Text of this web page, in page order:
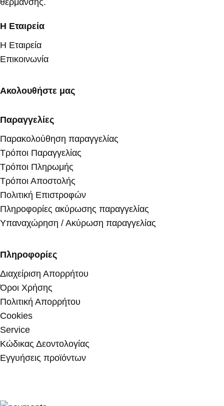
Η Εταιρεία
Η Εταιρεία
Επικοινωνία
Ακολουθήστε μας
Παραγγελίες
Παρακολούθηση παραγγελίας
Τρόποι Παραγγελίας
Τρόποι Πληρωμής
Τρόποι Αποστολής
Πολιτική Επιστροφών
Πληροφορίες ακύρωσης παραγγελίας
Υπαναχώρηση / Ακύρωση παραγγελίας
Πληροφορίες
Διαχείριση Απορρήτου
Όροι Χρήσης
Πολιτική Απορρήτου
Cookies
Service
Κώδικας Δεοντολογίας
Εγγυήσεις προϊόντων